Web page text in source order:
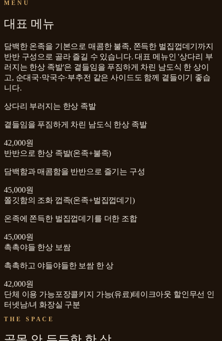
MENU
대표 메뉴
담백한 온족을 기본으로 매콤한 불족, 쫀득한 벌집껍데기까지
반반 구성으로 골라 즐길 수 있습니다. 대표 메뉴인 '상다리 부
러지는 한상 족발'은 곁들임을 푸짐하게 차린 남도식 한 상이
고, 순대국·막국수·부추전 같은 사이드도 함께 곁들이기 좋습
니다.
상다리 부러지는 한상 족발
곁들임을 푸짐하게 차린 남도식 한상 족발
42,000원
반반으로 한상 족발(온족+불족)
담백함과 매콤함을 반반으로 즐기는 구성
45,000원
쫄깃함의 조화 껍족(온족+벌집껍데기)
온족에 쫀득한 벌집껍데기를 더한 조합
45,000원
촉촉야들 한상 보쌈
촉촉하고 야들야들한 보쌈 한 상
42,000원
단체 이용 가능포장콜키지 가능(유료)테이크아웃 할인무선 인
터넷남/녀 화장실 구분
THE SPACE